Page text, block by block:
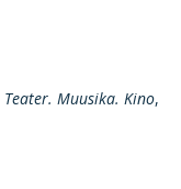
Teater. Muusika. Kino,